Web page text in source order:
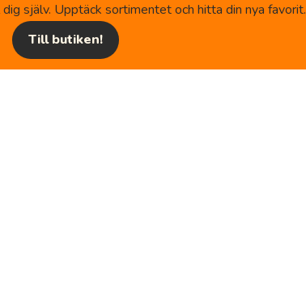
själv. Upptäck sortimentet och hitta din nya favorit.
Till butiken!